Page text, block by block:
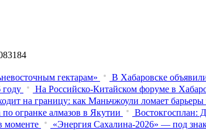
гектарам»
В Хабаровске
году
На Российско-Китайском форуме в
на границу: как Маньчжоули ломает барьеры
огранке алмазов в Якутии
Востокгосплан:
моменте
«Энергия Сахалина-2026» — под